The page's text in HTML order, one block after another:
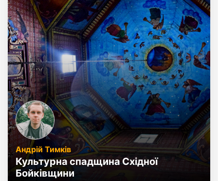
Андрій Тимків
Культурна спадщина Східної
Бойківщини